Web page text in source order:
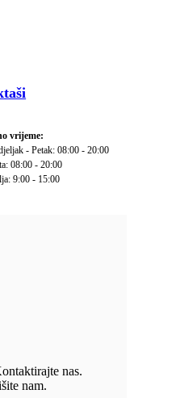
vrijeme:
- Petak: 08:00 - 20:00
08:00 - 20:00
9:00 - 15:00
nas.
nam.